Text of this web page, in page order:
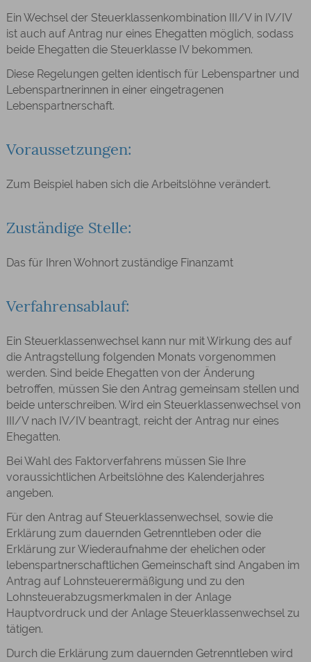
Ein Wechsel der Steuerklassenkombination III/V in IV/IV
ist auch auf Antrag nur eines Ehegatten möglich, sodass
beide Ehegatten die Steuerklasse IV bekommen.
Diese Regelungen gelten identisch für Lebenspartner und
Lebenspartnerinnen in einer eingetragenen
Lebenspartnerschaft.
Voraussetzungen:
Zum Beispiel haben sich die Arbeitslöhne verändert.
Zuständige Stelle:
Das für Ihren Wohnort zuständige Finanzamt
Verfahrensablauf:
Ein Steuerklassenwechsel kann nur mit Wirkung des auf
die Antragstellung folgenden Monats vorgenommen
werden. Sind beide Ehegatten von der Änderung
betroffen, müssen Sie den Antrag gemeinsam stellen und
beide unterschreiben. Wird ein Steuerklassenwechsel von
III/V nach IV/IV beantragt, reicht der Antrag nur eines
Ehegatten.
Bei Wahl des Faktorverfahrens müssen Sie Ihre
voraussichtlichen Arbeitslöhne des Kalenderjahres
angeben.
Für den Antrag auf Steuerklassenwechsel, sowie die
Erklärung zum dauernden Getrenntleben oder die
Erklärung zur Wiederaufnahme der ehelichen oder
lebenspartnerschaftlichen Gemeinschaft sind Angaben im
Antrag auf Lohnsteuerermäßigung und zu den
Lohnsteuerabzugsmerkmalen in der Anlage
Hauptvordruck und der Anlage Steuerklassenwechsel zu
tätigen.
Durch die Erklärung zum dauernden Getrenntleben wird